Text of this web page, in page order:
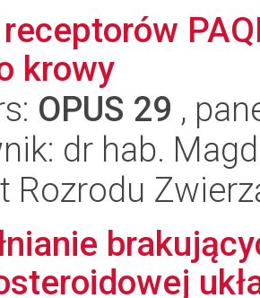
receptorów
krowy
OPUS 29 ,
dr hab.
Rozrodu